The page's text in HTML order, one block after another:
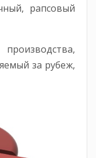
рапсовый
за рубеж,